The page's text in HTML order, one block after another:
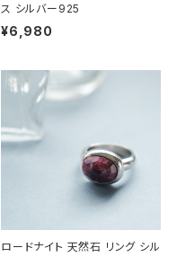
ス シルバー925
¥6,980
ロードナイト 天然石 リング シル